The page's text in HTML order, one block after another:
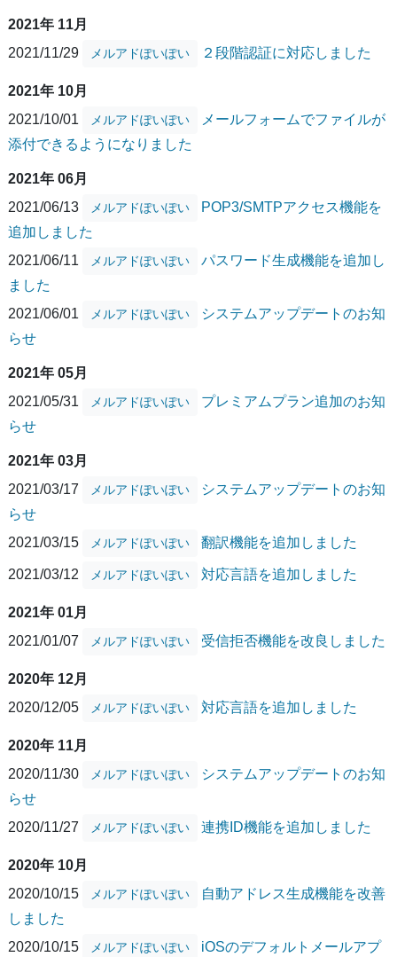
2021年 11月
2021/11/29
メルアドぽいぽい ２段階認証に対応しました
2021年 10月
2021/10/01
メルアドぽいぽい
メールフォームでファイルが
添付できるようになりました
2021年 06月
2021/06/13
メルアドぽいぽい
POP3/SMTPアクセス機能を
追加しました
2021/06/11
メルアドぽいぽい
パスワード生成機能を追加し
ました
2021/06/01
メルアドぽいぽい
システムアップデートのお知
らせ
2021年 05月
2021/05/31
メルアドぽいぽい
プレミアムプラン追加のお知
らせ
2021年 03月
2021/03/17
メルアドぽいぽい
システムアップデートのお知
らせ
2021/03/15
メルアドぽいぽい 翻訳機能を追加しました
2021/03/12 メルアドぽいぽい 対応言語を追加しました
2021年 01月
2021/01/07
メルアドぽいぽい 受信拒否機能を改良しました
2020年 12月
2020/12/05
メルアドぽいぽい 対応言語を追加しました
2020年 11月
2020/11/30
メルアドぽいぽい
システムアップデートのお知
らせ
2020/11/27
メルアドぽいぽい 連携ID機能を追加しました
2020年 10月
2020/10/15
メルアドぽいぽい
自動アドレス生成機能を改善
しました
2020/10/15
メルアドぽいぽい
iOSのデフォルトメールアプ